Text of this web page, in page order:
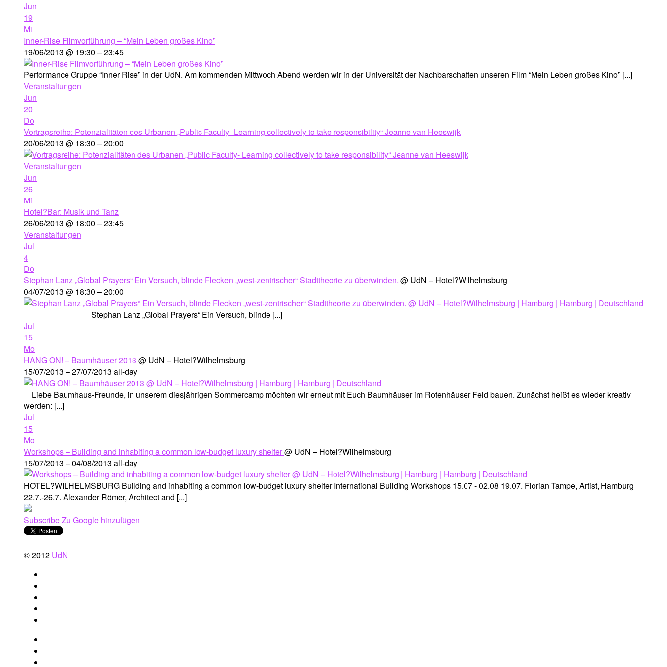
Jun
19
Mi
Inner-Rise Filmvorführung – “Mein Leben großes Kino”
19/06/2013 @ 19:30 – 23:45
Performance Gruppe “Inner Rise” in der UdN. Am kommenden Mittwoch Abend werden wir in der Universität der Nachbarschaften unseren Film “Mein Leben großes Kino” [...]
Veranstaltungen
Jun
20
Do
Vortragsreihe: Potenzialitäten des Urbanen „Public Faculty- Learning collectively to take responsibility“ Jeanne van Heeswijk
20/06/2013 @ 18:30 – 20:00
Veranstaltungen
Jun
26
Mi
Hotel?Bar: Musik und Tanz
26/06/2013 @ 18:00 – 23:45
Veranstaltungen
Jul
4
Do
Stephan Lanz „Global Prayers“ Ein Versuch, blinde Flecken „west-zentrischer“ Stadttheorie zu überwinden. @ UdN – Hotel?Wilhelmsburg
04/07/2013 @ 18:30 – 20:00
Stephan Lanz „Global Prayers“ Ein Versuch, blinde [...]
Jul
15
Mo
HANG ON! – Baumhäuser 2013 @ UdN – Hotel?Wilhelmsburg
15/07/2013 – 27/07/2013 all-day
Liebe Baumhaus-Freunde, in unserem diesjährigen Sommercamp möchten wir erneut mit Euch Baumhäuser im Rotenhäuser Feld bauen. Zunächst heißt es wieder kreativ
werden: [...]
Jul
15
Mo
Workshops – Building and inhabiting a common low-budget luxury shelter@ UdN – Hotel?Wilhelmsburg
15/07/2013 – 04/08/2013 all-day
HOTEL?WILHELMSBURG Building and inhabiting a common low-budget luxury shelter International Building Workshops 15.07 - 02.08 19.07. Florian Tampe, Artist, Hamburg
22.7.-26.7. Alexander Römer, Architect and [...]
SubscribeZu Google hinzufügen
© 2012 UdN